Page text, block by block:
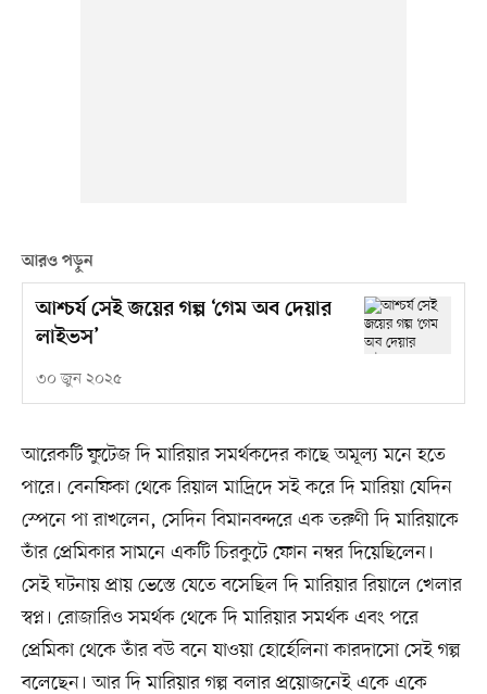
আরও পড়ুন
আশ্চর্য সেই জয়ের গল্প ‘গেম অব দেয়ার
লাইভস’
৩০ জুন ২০২৫
আরেকটি ফুটেজ দি মারিয়ার সমর্থকদের কাছে অমূল্য মনে হতে
পারে। বেনফিকা থেকে রিয়াল মাদ্রিদে সই করে দি মারিয়া যেদিন
স্পেনে পা রাখলেন, সেদিন বিমানবন্দরে এক তরুণী দি মারিয়াকে
তাঁর প্রেমিকার সামনে একটি চিরকুটে ফোন নম্বর দিয়েছিলেন।
সেই ঘটনায় প্রায় ভেস্তে যেতে বসেছিল দি মারিয়ার রিয়ালে খেলার
স্বপ্ন। রোজারিও সমর্থক থেকে দি মারিয়ার সমর্থক এবং পরে
প্রেমিকা থেকে তাঁর বউ বনে যাওয়া হোর্হেলিনা কারদাসো সেই গল্প
বলেছেন। আর দি মারিয়ার গল্প বলার প্রয়োজনেই একে একে